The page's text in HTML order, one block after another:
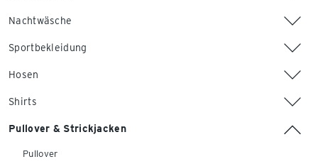
Nachtwäsche
Sportbekleidung
Hosen
Shirts
Pullover & Strickjacken
Pullover